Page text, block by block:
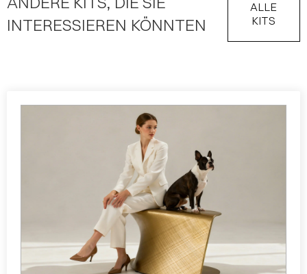
INTERESSIEREN KÖNNTEN
ALLE
KITS